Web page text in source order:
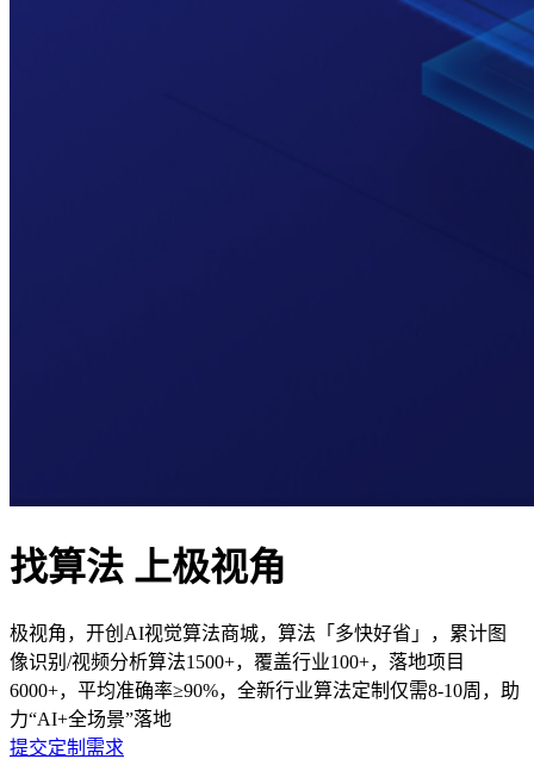
找算法 上极视角
极视角，开创AI视觉算法商城，算法「多快好省」，累计图
像识别/视频分析算法1500+，覆盖行业100+，落地项目
6000+，平均准确率≥90%，全新行业算法定制仅需8-10周，助
力“AI+全场景”落地
提交定制需求